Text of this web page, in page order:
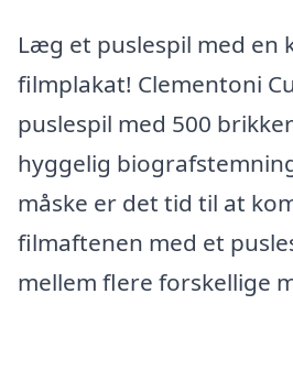
Læg et puslespil med en
filmplakat! Clementoni
puslespil med 500
hyggelig
måske er det tid til at
filmaftenen med et
mellem flere forskellige